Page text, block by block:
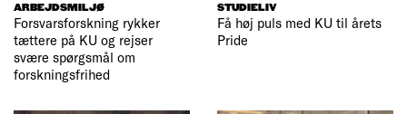
ARBEJDSMILJØ
Forsvarsforskning rykker
tættere på KU og rejser
svære spørgsmål om
forskningsfrihed
STUDIELIV
Få høj puls med KU til årets
Pride